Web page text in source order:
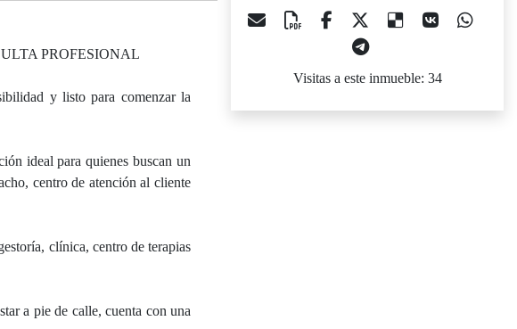
PROFESIONAL
y listo para comenzar la
ideal para quienes buscan un
centro de atención al cliente
clínica, centro de terapias
a pie de calle, cuenta con una
Visitas a este inmueble: 34